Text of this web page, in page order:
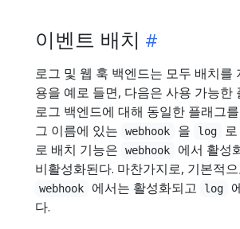
이벤트 배치
로그 및 웹 훅 백엔드는 모두 배치를
용을 예로 들면, 다음은 사용 가능한
로그 백엔드에 대해 동일한 플래그
그 이름에 있는
webhook 을 log
로 배치 기능은
webhook 에서 활성
비활성화된다. 마찬가지로, 기본적
webhook 에서는 활성화되고 log
다.